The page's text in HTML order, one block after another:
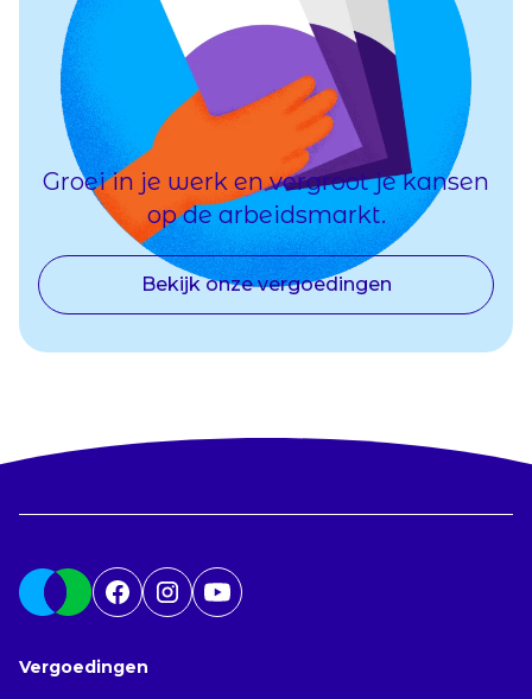
Groei in je werk en vergroot je kansen
op de arbeidsmarkt.
Bekijk onze vergoedingen
Vergoedingen